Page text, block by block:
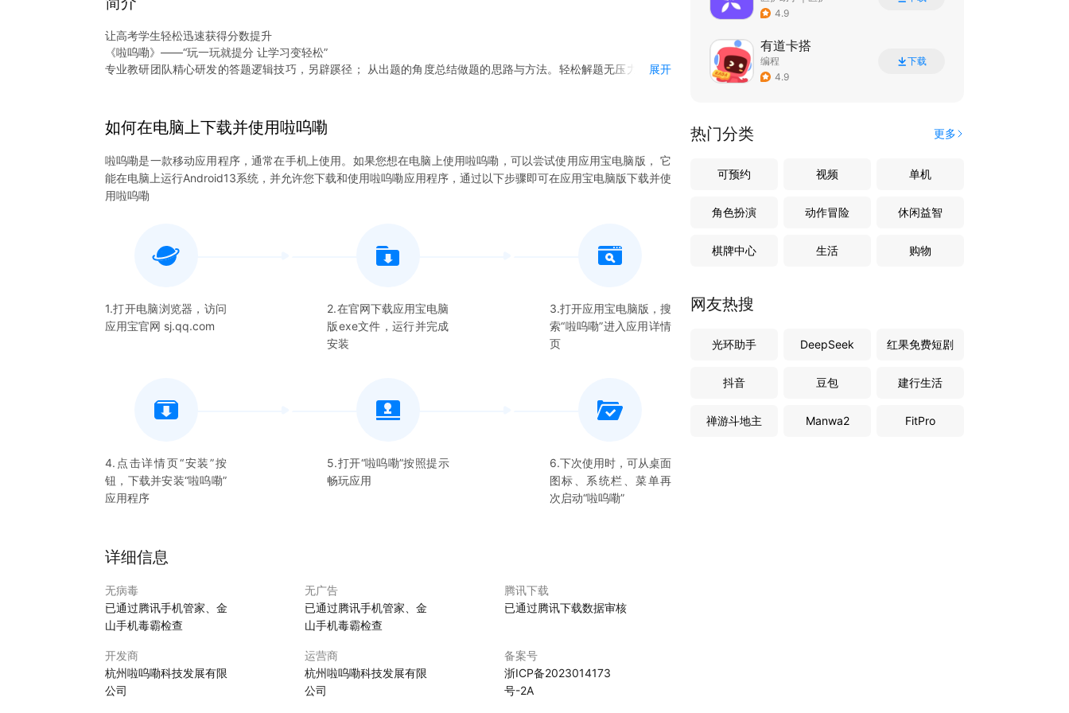
让高考学生轻松迅速获得分数提升
《啦呜嘞》——“玩一玩就提分 让学习变轻松”
专业教研团队精心研发的答题逻辑技巧，另辟蹊径； 从出题的角度总结做题的思路与方法。轻松解题无压力，智能
展开
如何在电脑上下载并使用啦呜嘞
啦呜嘞是一款移动应用程序，通常在手机上使用。如果您想在电脑上使用啦呜嘞 ，可以尝试使用应用宝电脑版， 它
能在电脑上运行Android13系统，并允许您下载和使用啦呜嘞应用程序，通过以下步骤即可在应用宝电脑版下载并使
用啦呜嘞
1.打开电脑浏览器，访问
应用宝官网 sj.qq.com
2.在官网下载应用宝电脑
版exe文件，运行并完成
安装
3.打开应用宝电脑版，搜
索“啦呜嘞”进入应用详情
页
4.点击详情页“安装”按
钮，下载并安装“啦呜嘞”
应用程序
5.打开“啦呜嘞”按照提示
畅玩应用
6.下次使用时，可从桌面
图标、系统栏、菜单再
次启动“啦呜嘞”
详细信息
无病毒
已通过腾讯手机管家、金
山手机毒霸检查
无广告
已通过腾讯手机管家、金
山手机毒霸检查
腾讯下载
已通过腾讯下载数据审核
开发商
杭州啦呜嘞科技发展有限
公司
运营商
杭州啦呜嘞科技发展有限
公司
备案号
浙ICP备2023014173
号-2A
4.9
有道卡搭
编程
4.9
下载
热门分类 更多
可预约 视频 单机
角色扮演 动作冒险 休闲益智
棋牌中心 生活 购物
网友热搜
光环助手 DeepSeek 红果免费短剧
抖音 豆包 建行生活
禅游斗地主 Manwa2 FitPro